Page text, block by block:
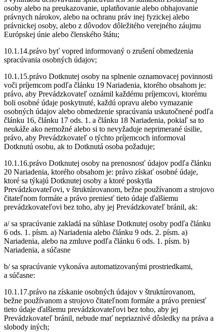
osoby alebo na preukazovanie, uplatňovanie alebo obhajovanie
právnych nárokov, alebo na ochranu práv inej fyzickej alebo
právnickej osoby, alebo z dôvodov dôležitého verejného záujmu
Európskej únie alebo členského štátu;
10.1.14.právo byť vopred informovaný o zrušení obmedzenia
spracúvania osobných údajov;
10.1.15.právo Dotknutej osoby na splnenie oznamovacej povinnosti
voči príjemcom podľa článku 19 Nariadenia, ktorého obsahom je:
právo, aby Prevádzkovateľ oznámil každému príjemcovi, ktorému
boli osobné údaje poskytnuté, každú opravu alebo vymazanie
osobných údajov alebo obmedzenie spracúvania uskutočnené podľa
článku 16, článku 17 ods. 1. a článku 18 Nariadenia, pokiaľ sa to
neukáže ako nemožné alebo si to nevyžaduje neprimerané úsilie,
právo, aby Prevádzkovateľ o týchto príjemcoch informoval
Dotknutú osobu, ak to Dotknutá osoba požaduje;
10.1.16.právo Dotknutej osoby na prenosnosť údajov podľa článku
20 Nariadenia, ktorého obsahom je: právo získať osobné údaje,
ktoré sa týkajú Dotknutej osoby a ktoré poskytla
Prevádzkovateľovi, v štruktúrovanom, bežne používanom a strojovo
čitateľnom formáte a právo preniesť tieto údaje ďalšiemu
prevádzkovateľovi bez toho, aby jej Prevádzkovateľ bránil, ak:
a/ sa spracúvanie zakladá na súhlase Dotknutej osoby podľa článku
6 ods. 1. písm. a) Nariadenia alebo článku 9 ods. 2. písm. a)
Nariadenia, alebo na zmluve podľa článku 6 ods. 1. písm. b)
Nariadenia, a súčasne
b/ sa spracúvanie vykonáva automatizovanými prostriedkami,
a súčasne:
10.1.17.právo na získanie osobných údajov v štruktúrovanom,
bežne používanom a strojovo čitateľnom formáte a právo preniesť
tieto údaje ďalšiemu prevádzkovateľovi bez toho, aby jej
Prevádzkovateľ bránil, nebude mať nepriaznivé dôsledky na práva a
slobody iných;